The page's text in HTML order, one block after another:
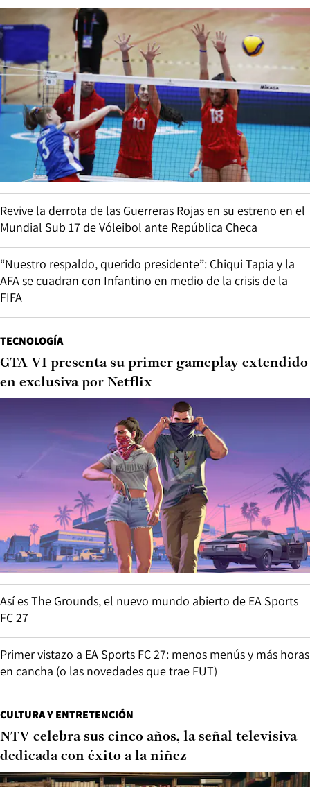
Revive la derrota de las Guerreras Rojas en su estreno en el
Mundial Sub 17 de Vóleibol ante República Checa
“Nuestro respaldo, querido presidente”: Chiqui Tapia y la
AFA se cuadran con Infantino en medio de la crisis de la
FIFA
TECNOLOGÍA
GTA VI presenta su primer gameplay extendido
en exclusiva por Netflix
Así es The Grounds, el nuevo mundo abierto de EA Sports
FC 27
Primer vistazo a EA Sports FC 27: menos menús y más horas
en cancha (o las novedades que trae FUT)
CULTURA Y ENTRETENCIÓN
NTV celebra sus cinco años, la señal televisiva
dedicada con éxito a la niñez